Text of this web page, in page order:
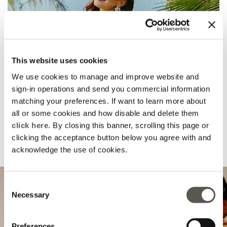
This website uses cookies
We use cookies to manage and improve website and
sign-in operations and send you commercial information
matching your preferences. If want to learn more about
all or some cookies and how disable and delete them
click here. By closing this banner, scrolling this page or
clicking the acceptance button below you agree with and
acknowledge the use of cookies.
Selection
Necessary
Completa il tuo look